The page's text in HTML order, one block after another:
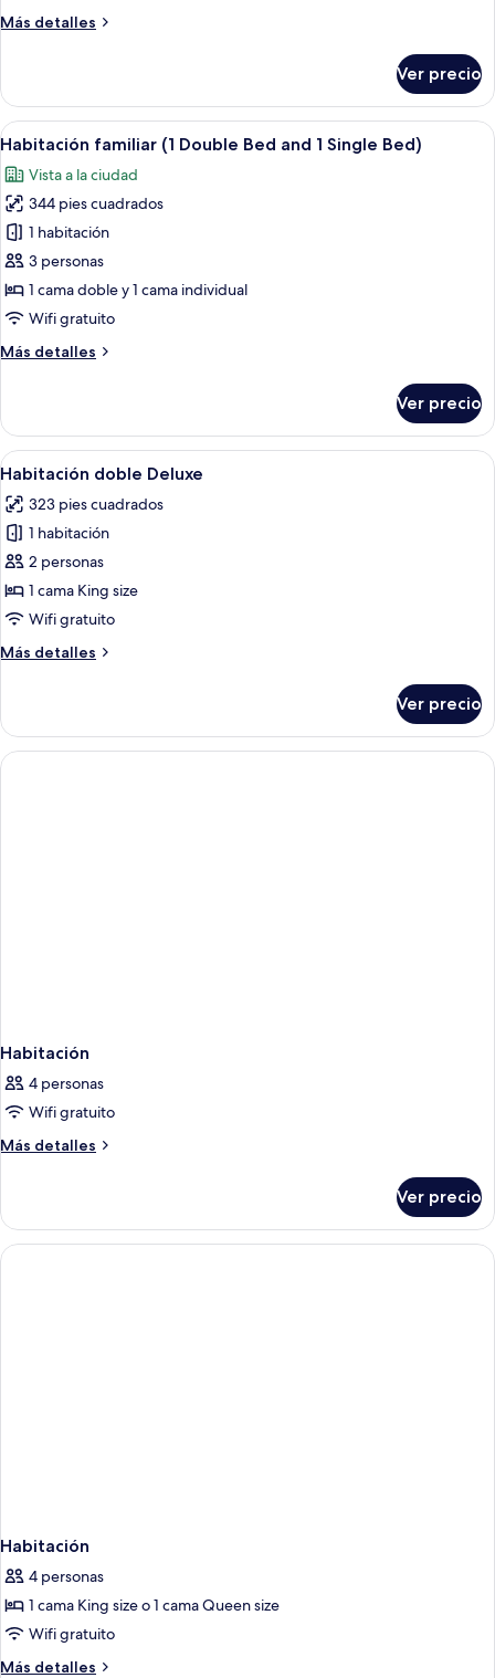
camas
Más detalles
Más
Deluxe
con
2
individuales
Ver precio
Abrir
todas
las
fotos
de
Habitación
familiar
(1
Double
Bed
Single
Bed)
Habitación de hotel con dos camas,
2
Habitación familiar (1 Double Bed and 1 Single Bed)
Vista a la ciudad
344 pies cuadrados
1 habitación
3 personas
1 cama doble y 1 cama individual
Wifi gratuito
Más detalles
Más
familiar
(1
Double
and
Single
Bed)
Ver precio
Abrir
todas
las
fotos
de
Habitación
doble
Una habitación de hotel con un
4
Habitación doble Deluxe
323 pies cuadrados
1 habitación
2 personas
1 cama King size
Wifi gratuito
Más detalles
Más
doble
Deluxe
Ver precio
Habitación
4 personas
Wifi gratuito
Más detalles
Más
Ver precio
Habitación
4 personas
1 cama King size o 1 cama Queen size
Wifi gratuito
Más detalles
Más